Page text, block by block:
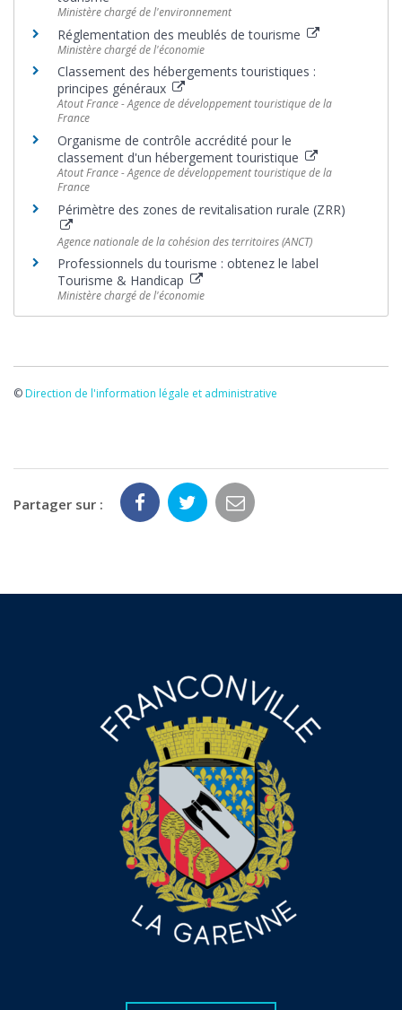
Ministère chargé de l'environnement
Réglementation des meublés de tourisme
Ministère chargé de l'économie
Classement des hébergements touristiques :
principes généraux
Atout France - Agence de développement touristique de la
France
Organisme de contrôle accrédité pour le
classement d'un hébergement touristique
Atout France - Agence de développement touristique de la
France
Périmètre des zones de revitalisation rurale (ZRR)
Agence nationale de la cohésion des territoires (ANCT)
Professionnels du tourisme : obtenez le label
Tourisme & Handicap
Ministère chargé de l'économie
© Direction de l'information légale et administrative
Partager sur :